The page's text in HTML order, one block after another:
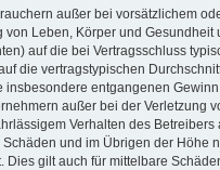
außer bei vorsätzlichem
von Leben, Körper und
auf die bei Vertragsschluss
die vertragstypischen
insbesondere entgangenen
außer bei der Verletzung
Verhalten des Betreibers
und im Übrigen der Höhe
Dies gilt auch für mittelbare